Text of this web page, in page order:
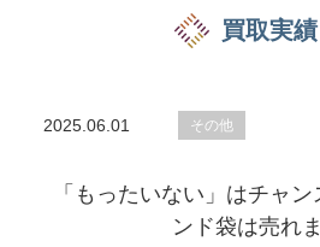
買取実績
2025.06.01 その他
「もったいない」はチャ
ンド袋は売れ